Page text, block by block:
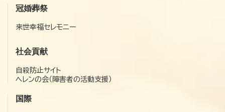
冠婚葬祭
来世幸福セレモニー
社会貢献
自殺防止サイト
ヘレンの会（障害者の活動支援）
国際